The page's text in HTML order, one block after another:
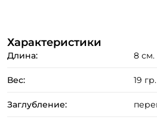
Характеристики
Длина: 8 см.
Вес: 19 гр.
Заглубление: